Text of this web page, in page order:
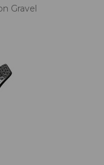
Gravel